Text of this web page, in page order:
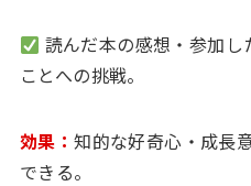
読んだ本の感想・参加
ことへの挑戦。
効果：知的な好奇心・成長
できる。